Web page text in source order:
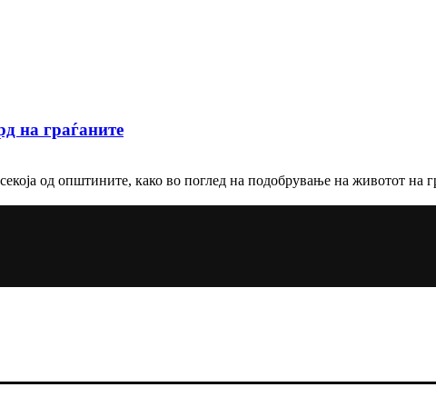
на граѓаните
од општините, како во поглед на подобрување на животот на